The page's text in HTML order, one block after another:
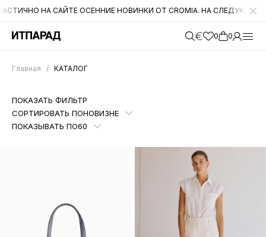
НЕДЕЛЕ DI GREGORIO И RENATO ANGI УВАЖАЕМЫЕ
0 0
Главная / КАТАЛОГ
ПОКАЗАТЬ ФИЛЬТР
СОРТИРОВАТЬ ПОНОВИЗНЕ
ПОКАЗЫВАТЬ ПО60